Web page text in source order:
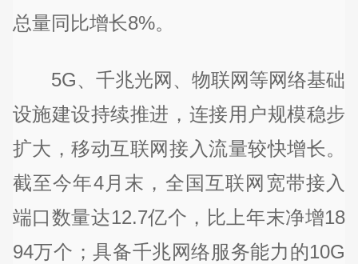
总量同比增长8%。
5G、千兆光网、物联网等网络基础
设施建设持续推进，连接用户规模稳步
扩大，移动互联网接入流量较快增长。
截至今年4月末，全国互联网宽带接入
端口数量达12.7亿个，比上年末净增18
94万个；具备千兆网络服务能力的10G